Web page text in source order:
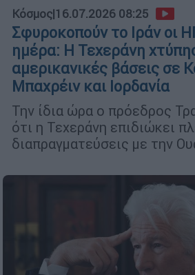
Κόσμος|16.07.2026 08:25
Σφυροκοπούν το Ιράν οι
ημέρα: Η Τεχεράνη
αμερικανικές βάσεις σε
Μπαχρέιν και Ιορδανία
Την ίδια ώρα ο πρόεδρος
ότι η Τεχεράνη επιδιώκει
διαπραγματεύσεις με την